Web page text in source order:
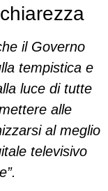
il Governo
tempistica e
luce di tutte
alle
al meglio
televisivo